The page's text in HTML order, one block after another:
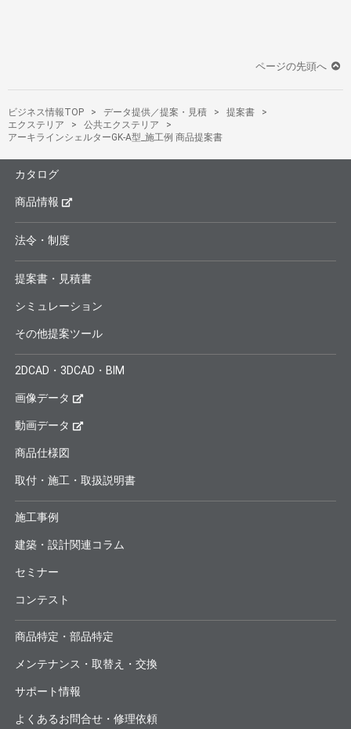
ページの先頭へ
ビジネス情報TOP データ提供／提案・見積
提案書
エクステリア
公共エクステリア
アーキラインシェルターGK-A型_施工例 商品提案書
カタログ
商品情報
法令・制度
提案書・見積書
シミュレーション
その他提案ツール
2DCAD・3DCAD・BIM
画像データ
動画データ
商品仕様図
取付・施工・取扱説明書
施工事例
建築・設計関連コラム
セミナー
コンテスト
商品特定・部品特定
メンテナンス・取替え・交換
サポート情報
よくあるお問合せ・修理依頼